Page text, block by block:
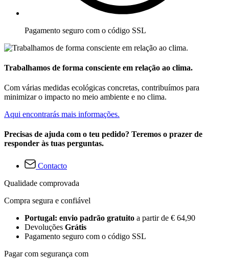
Pagamento seguro com o código SSL
Trabalhamos de forma consciente em relação ao clima.
Com várias medidas ecológicas concretas, contribuímos para
minimizar o impacto no meio ambiente e no clima.
Aqui encontrarás mais informações.
Precisas de ajuda com o teu pedido? Teremos o prazer de
responder às tuas perguntas.
Contacto
Qualidade comprovada
Compra segura e confiável
Portugal: envio padrão gratuito a partir de € 64,90
Devoluções Grátis
Pagamento seguro com o código SSL
Pagar com segurança com